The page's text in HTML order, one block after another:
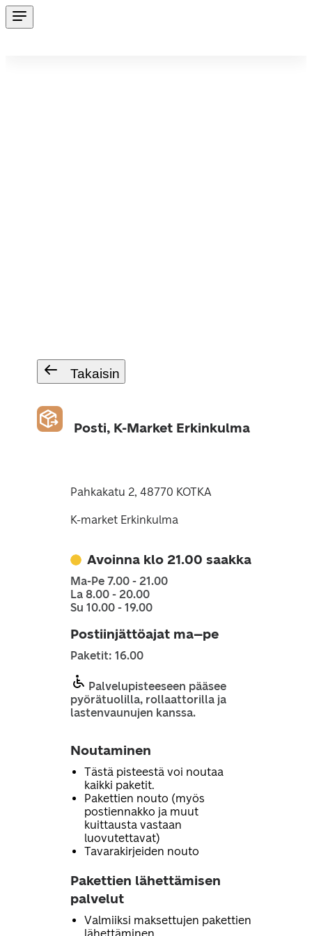
Takaisin
Posti, K-Market Erkinkulma
Pahkakatu 2, 48770 KOTKA
K-market Erkinkulma
Avoinna klo 21.00 saakka
Ma-Pe 7.00 - 21.00
La 8.00 - 20.00
Su 10.00 - 19.00
Postiinjättöajat ma–pe
Paketit: 16.00
Palvelupisteeseen pääsee
pyörätuolilla, rollaattorilla ja
lastenvaunujen kanssa.
Noutaminen
Tästä pisteestä voi noutaa
kaikki paketit.
Pakettien nouto (myös
postiennakko ja muut
kuittausta vastaan
luovutettavat)
Tavarakirjeiden nouto
Pakettien lähettämisen
palvelut
Valmiiksi maksettujen pakettien